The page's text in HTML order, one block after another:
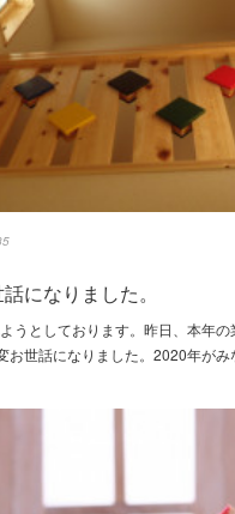
になりました。
うとしております。昨日、本年の
お世話になりました。2020年が